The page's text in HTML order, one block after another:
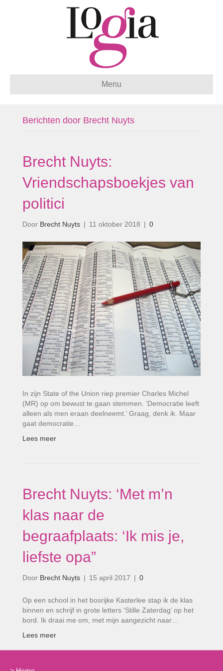
Menu
Berichten door Brecht Nuyts
Brecht Nuyts:
Vriendschapsboekjes van
politici
Door Brecht Nuyts | 11 oktober 2018 | 0
In zijn State of the Union riep premier Charles Michel
(MR) op om bewust te gaan stemmen. ‘Democratie leeft
alleen als men eraan deelneemt.’ Graag, denk ik. Maar
gaat democratie…
Lees meer
Brecht Nuyts: ‘Met m’n
klas naar de
begraafplaats: ‘Ik mis je,
liefste opa”
Door Brecht Nuyts | 15 april 2017 | 0
Op een school in het bosrijke Kasterlee stap ik de klas
binnen en schrijf in grote letters ‘Stille Zaterdag’ op het
bord. Ik draai me om, met mijn aangezicht naar…
Lees meer